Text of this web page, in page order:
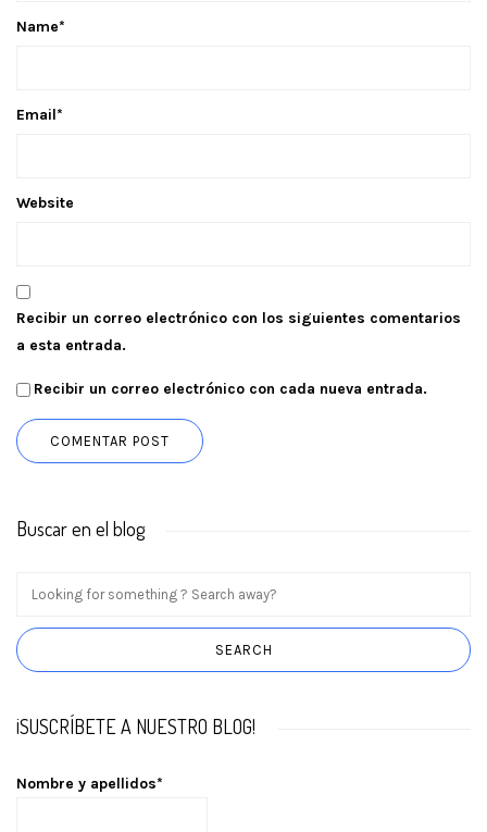
Name*
Email*
Website
Recibir un correo electrónico con los siguientes comentarios
a esta entrada.
Recibir un correo electrónico con cada nueva entrada.
Buscar en el blog
¡SUSCRÍBETE A NUESTRO BLOG!
Nombre y apellidos*